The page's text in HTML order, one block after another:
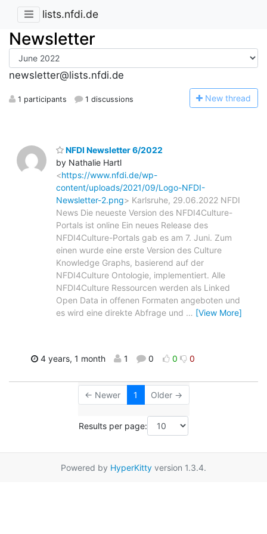
lists.nfdi.de
Newsletter
newsletter@lists.nfdi.de
1 participants 1 discussions New thread
NFDI Newsletter 6/2022
by Nathalie Hartl
<https://www.nfdi.de/wp-
content/uploads/2021/09/Logo-NFDI-
Newsletter-2.png> Karlsruhe, 29.06.2022 NFDI
News Die neueste Version des NFDI4Culture-
Portals ist online Ein neues Release des
NFDI4Culture-Portals gab es am 7. Juni. Zum
einen wurde eine erste Version des Culture
Knowledge Graphs, basierend auf der
NFDI4Culture Ontologie, implementiert. Alle
NFDI4Culture Ressourcen werden als Linked
Open Data in offenen Formaten angeboten und
es wird eine direkte Abfrage und … [View More]
4 years, 1 month 1 0 0 0
← Newer 1 Older →
Results per page:
Powered by HyperKitty version 1.3.4.